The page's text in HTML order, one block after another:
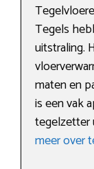
Tegels
uitstraling.
maten en
is een vak
tegelzetter
meer over